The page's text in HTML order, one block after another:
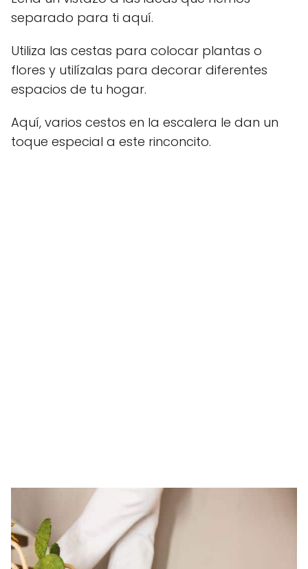
separado para ti aquí.
Utiliza las cestas para colocar plantas o
flores y utilízalas para decorar diferentes
espacios de tu hogar.
Aquí, varios cestos en la escalera le dan un
toque especial a este rinconcito.